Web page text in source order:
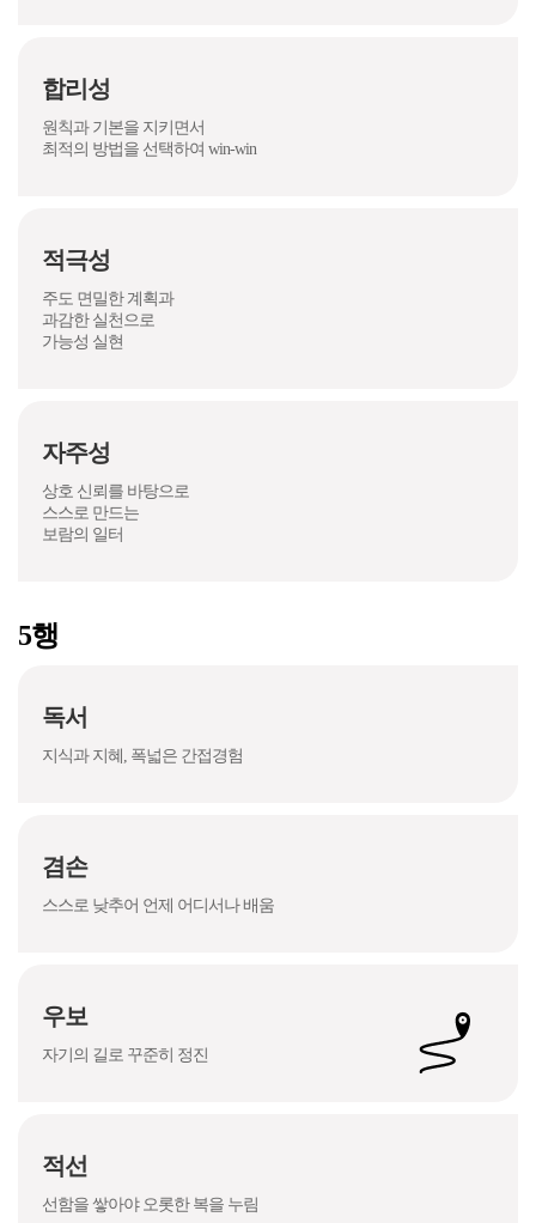
합리성
원칙과 기본을 지키면서
최적의 방법을 선택하여 win-win
적극성
주도 면밀한 계획과
과감한 실천으로
가능성 실현
자주성
상호 신뢰를 바탕으로
스스로 만드는
보람의 일터
5행
독서
지식과 지혜, 폭넓은 간접경험
겸손
스스로 낮추어 언제 어디서나 배움
우보
자기의 길로 꾸준히 정진
적선
선함을 쌓아야 오롯한 복을 누림